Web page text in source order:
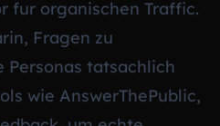
fur organischen Traffic.
Fragen zu
tatsachlich
wie AnswerThePublic,